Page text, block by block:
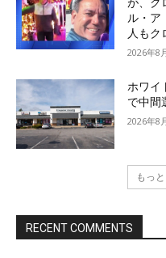
ル・
人もク
2026年8
ホワイ
で中間
2026年8
もっ
RECENT COMMENTS